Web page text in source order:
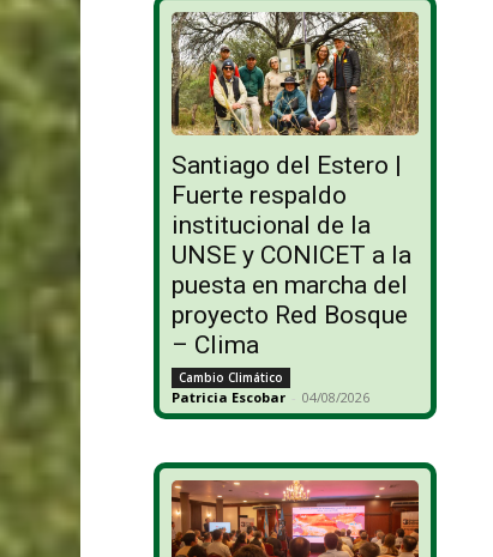
Santiago del Estero |
Fuerte respaldo
institucional de la
UNSE y CONICET a la
puesta en marcha del
proyecto Red Bosque
– Clima
Cambio Climático
Patricia Escobar - 04/08/2026